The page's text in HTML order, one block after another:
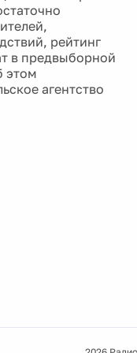
рейтинг
в предвыборной
этом
агентство